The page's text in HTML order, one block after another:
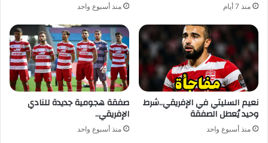
منذ 7 أيام منذ أسبوع واحد
نعيم السليتي في الإفريقي..شرط
وحيد يُعطل الصفقة
منذ أسبوع واحد
صفقة هجومية جديدة للنادي
الإفريقي..
منذ أسبوع واحد